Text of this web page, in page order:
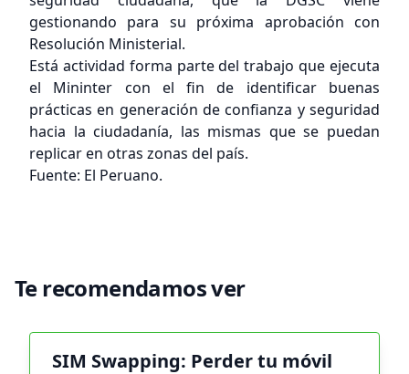
gestionando para su próxima aprobación con
Resolución Ministerial.
Está actividad forma parte del trabajo que ejecuta
el Mininter con el fin de identificar buenas
prácticas en generación de confianza y seguridad
hacia la ciudadanía, las mismas que se puedan
replicar en otras zonas del país.
Fuente: El Peruano.
Te recomendamos ver
SIM Swapping: Perder tu móvil